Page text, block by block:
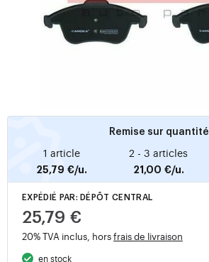
Remise sur quantité
1 article
25,79 €/u.
2 - 3 articles
21,00 €/u.
EXPÉDIÉ PAR: DÉPÔT CENTRAL
25,79 €
20% TVA inclus, horsfrais de livraison
en stock